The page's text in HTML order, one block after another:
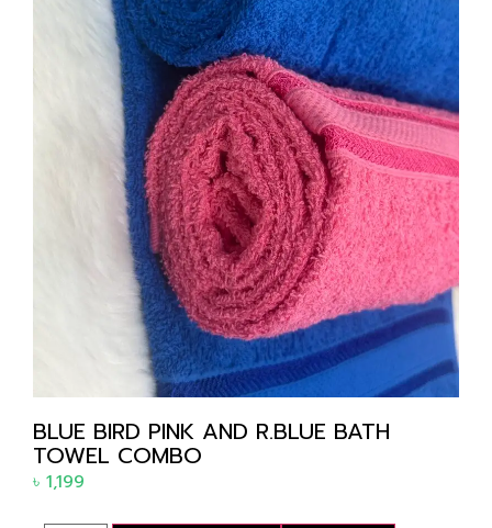
BLUE BIRD PINK AND R.BLUE BATH
TOWEL COMBO
৳ 1,199